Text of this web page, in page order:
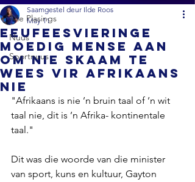
Alle Plasings
Nuus
Sportnuus
Eeufeesvieringe
moedig mense aan
om nie skaam te
wees vir Afrikaans
nie
Saamgestel deur Ilde Roos
May 11
"Afrikaans is nie ’n bruin taal of ’n wit
taal nie, dit is ’n Afrika- kontinentale
taal."
Dit was die woorde van die minister
van sport, kuns en kultuur, Gayton